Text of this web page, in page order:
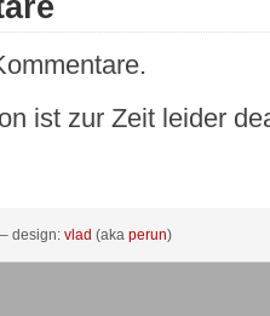
ist zur Zeit leider
– design: vlad (aka perun)